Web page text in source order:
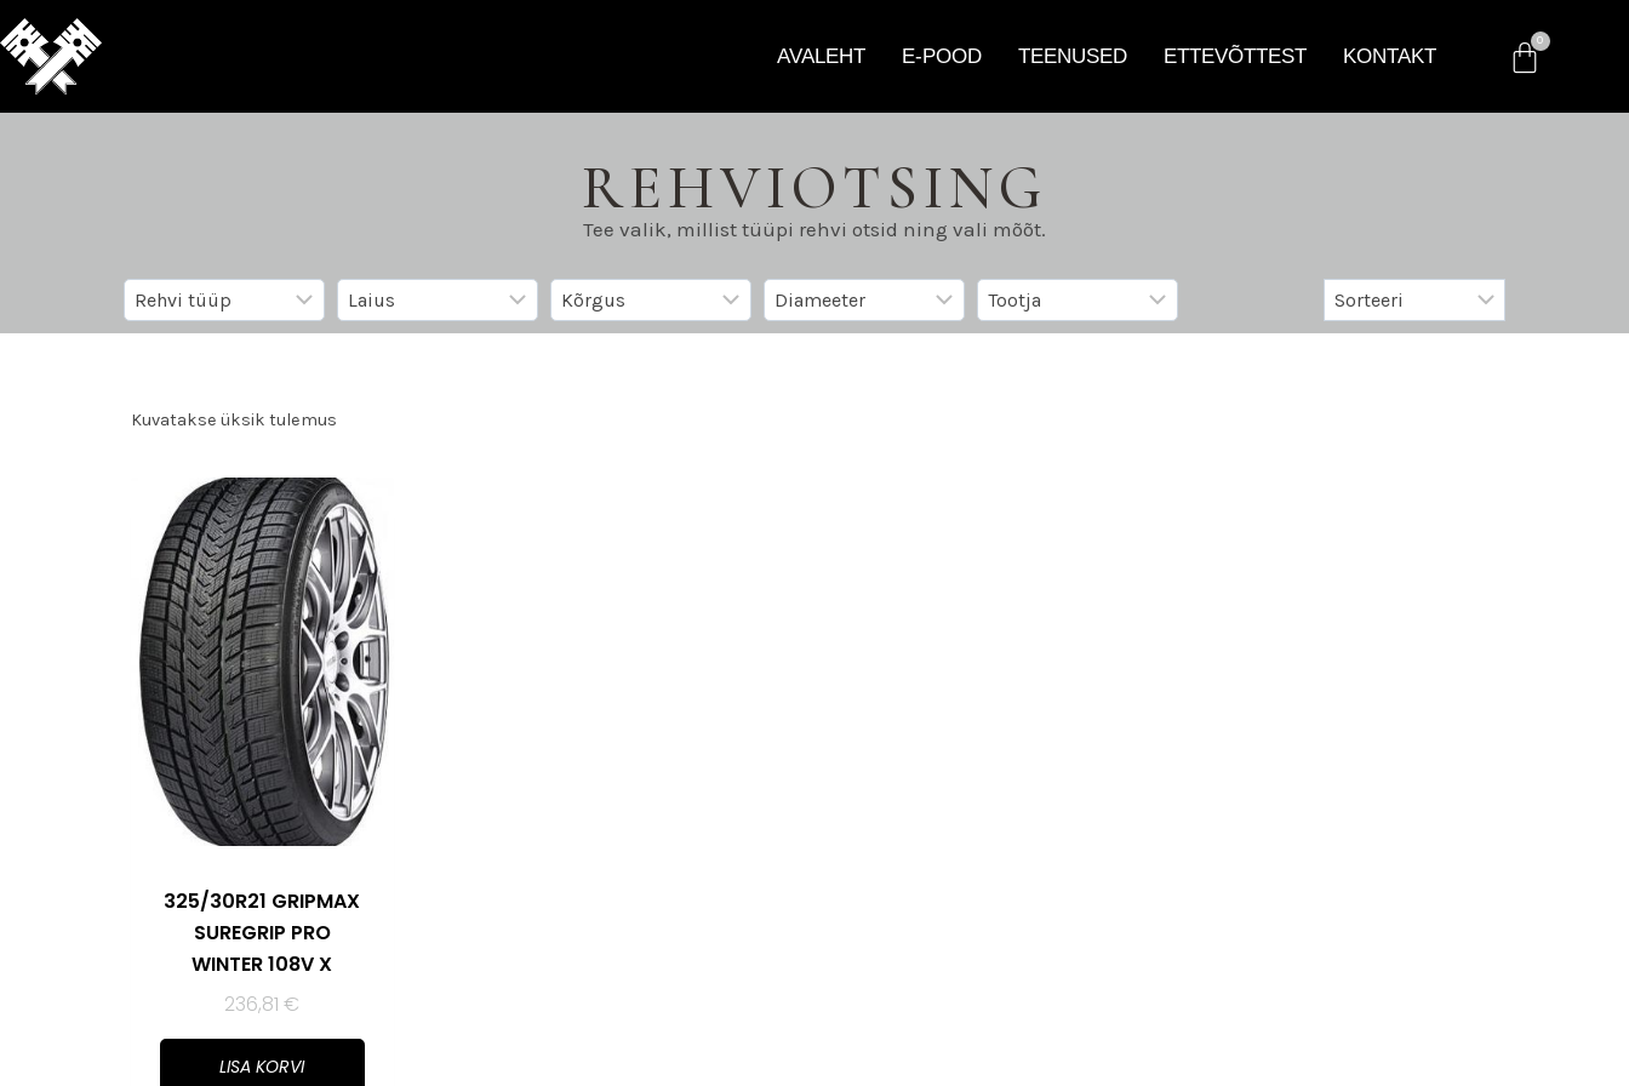
AVALEHT E-POOD TEENUSED ETTEVÕTTEST KONTAKT
REHVIOTSING
Tee valik, millist tüüpi rehvi otsid ning vali mõõt.
Kuvatakse üksik tulemus
325/30R21 GRIPMAX
SUREGRIP PRO
WINTER 108V X
236,81€
LISA KORVI